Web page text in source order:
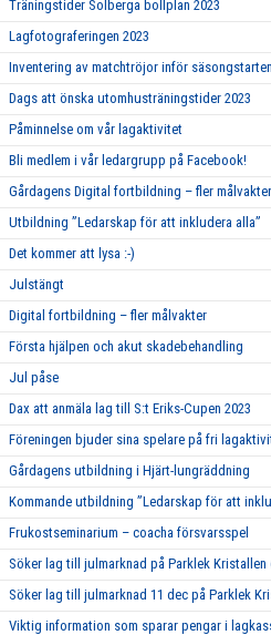
Träningstider Solberga bollplan 2023
Lagfotograferingen 2023
Inventering av matchtröjor inför
Dags att önska utomhusträningstider 2023
Påminnelse om vår lagaktivitet
Bli medlem i vår ledargrupp på Facebook!
Gårdagens Digital fortbildning – fler målvakter
Utbildning ”Ledarskap för att inkludera alla”
Det kommer att lysa :-)
Julstängt
Digital fortbildning – fler målvakter
Första hjälpen och akut skadebehandling
Jul påse
Dax att anmäla lag till S:t Eriks-Cupen 2023
Föreningen bjuder sina spelare på fri
Gårdagens utbildning i Hjärt-lungräddning
Kommande utbildning ”Ledarskap för att
Frukostseminarium – coacha försvarsspel
Söker lag till julmarknad på Parklek Kristallen
Söker lag till julmarknad 11 dec på Parklek
Viktig information som sparar pengar i